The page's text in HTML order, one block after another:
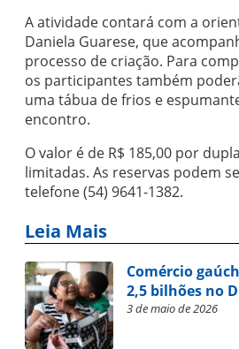
A atividade contará com a
Daniela Guarese, que
processo de criação. Para
os participantes também
uma tábua de frios e
encontro.
O valor é de R$ 185,00 por
limitadas. As reservas podem
telefone (54) 9641-1382.
Leia Mais
Comércio
2,5 bilhões no
3 de maio de 2026